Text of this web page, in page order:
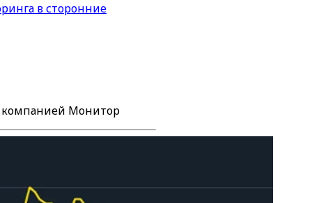
в сторонние
компанией Монитор